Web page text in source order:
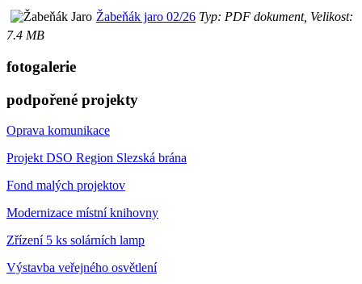
Žabeňák jaro 02/26 Typ: PDF dokument, Velikost:
7.4 MB
fotogalerie
podpořené projekty
Oprava komunikace
Projekt DSO Region Slezská brána
Fond malých projektov
Modernizace místní knihovny
Zřízení 5 ks solárních lamp
Výstavba veřejného osvětlení